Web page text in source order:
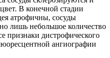
В конечной стадии
атрофичны, сосуды
лишь небольшое количество
признаки дистрофического
ангиографии